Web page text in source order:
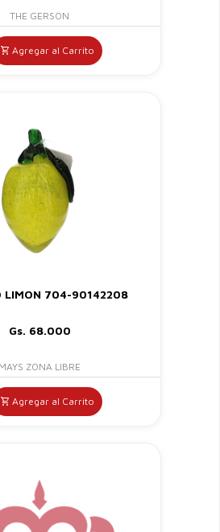
THE GERSON
Agregar al Carrito
LIMON 704-90142208
Gs. 68.000
MAYS ZONA LIBRE
Agregar al Carrito